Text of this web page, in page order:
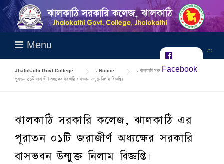
Skip
content
Menu
Facebook
Jhalokathi Govt College > Notice > ঝালকাঠি সরকারি কলেজ, ঝালকাঠি এর
পূরাতন ০১টি জরাজীর্ণ অধ্যক্ষের সরকারি বাসভবন উন্মুক্ত নিলাম বিজ্ঞপ্তি।
ঝালকাঠি সরকারি কলেজ, ঝালকাঠি এর
পূরাতন ০১টি জরাজীর্ণ অধ্যক্ষের সরকারি
বাসভবন উন্মুক্ত নিলাম বিজ্ঞপ্তি।